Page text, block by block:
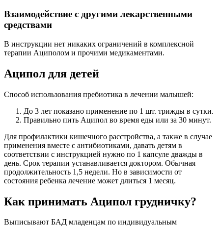
Взаимодействие с другими лекарственными
средствами
В инструкции нет никаких ограничений в комплексной
терапии Ациполом и прочими медикаментами.
Аципол для детей
Способ использования пребиотика в лечении малышей:
До 3 лет показано применение по 1 шт. трижды в сутки.
Правильно пить Аципол во время еды или за 30 минут.
Для профилактики кишечного расстройства, а также в случае
применения вместе с антибиотиками, давать детям в
соответствии с инструкцией нужно по 1 капсуле дважды в
день. Срок терапии устанавливается доктором. Обычная
продолжительность 1,5 недели. Но в зависимости от
состояния ребенка лечение может длиться 1 месяц.
Как принимать Аципол грудничку?
Выписывают БАД младенцам по индивидуальным